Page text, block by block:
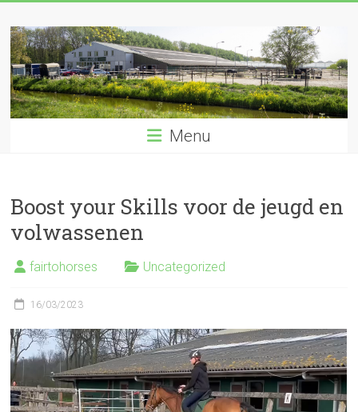
naar
de
inhoud
Menu
Boost your Skills voor de jeugd en
volwassenen
fairtohorses Uncategorized
16/03/2023